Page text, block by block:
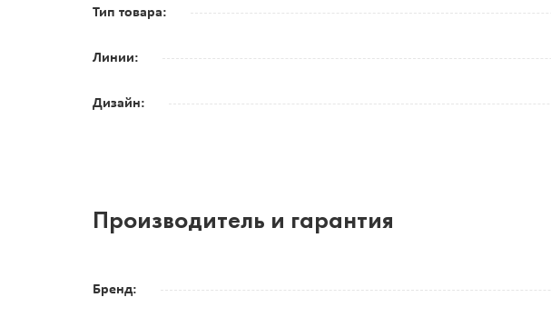
Тип товара:
Линии:
Дизайн:
Производитель и гарантия
Бренд: